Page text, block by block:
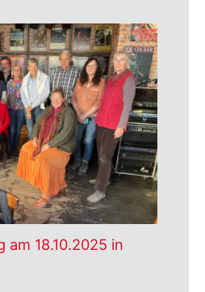
18.10.2025 in